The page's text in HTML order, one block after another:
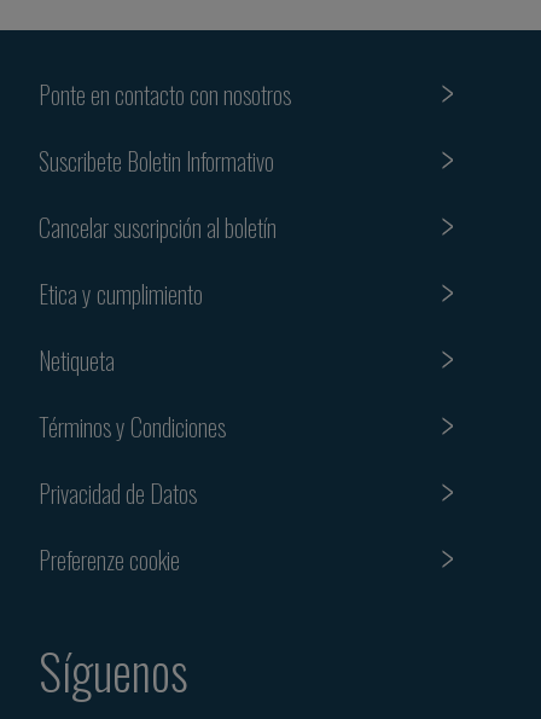
Ponte en contacto con nosotros
Suscribete Boletin Informativo
Cancelar suscripción al boletín
Etica y cumplimiento
Netiqueta
Términos y Condiciones
Privacidad de Datos
Preferenze cookie
Síguenos